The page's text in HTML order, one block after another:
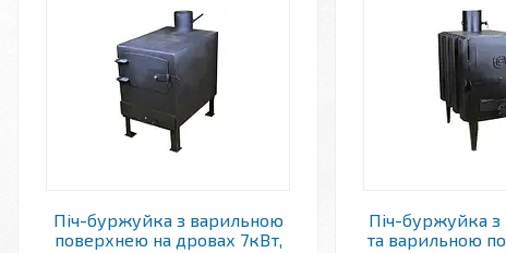
Піч-буржуйка з варильною
поверхнею на дровах 7кВт,
Піч-буржуйка з
та варильною